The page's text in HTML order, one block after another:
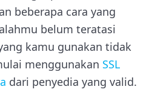
beberapa cara yang
belum teratasi
kamu gunakan tidak
menggunakan SSL
dari penyedia yang valid.